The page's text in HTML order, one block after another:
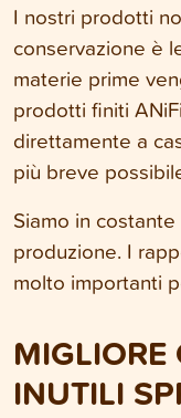
I nostri prodotti
conservazione è
materie prime
prodotti finiti
direttamente a
più breve
Siamo in
produzione. I
molto importanti
MIGLIORE
INUTILI